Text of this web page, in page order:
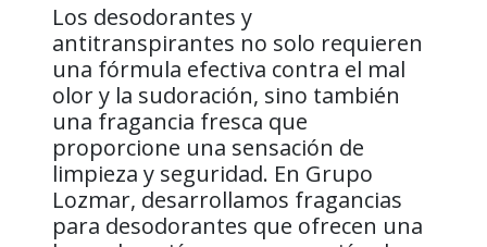
Los desodorantes y
antitranspirantes no solo requieren
una fórmula efectiva contra el mal
olor y la sudoración, sino también
una fragancia fresca que
proporcione una sensación de
limpieza y seguridad. En Grupo
Lozmar, desarrollamos fragancias
para desodorantes que ofrecen una